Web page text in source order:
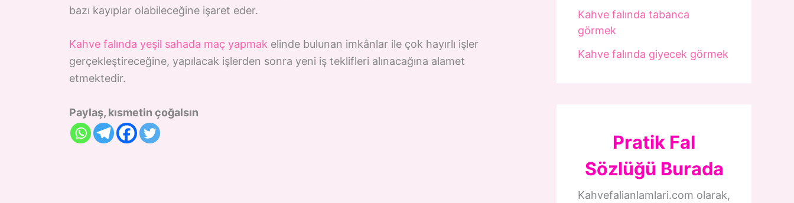
bazı kayıplar olabileceğine işaret eder.
Kahve falında yeşil sahada maç yapmak elinde bulunan imkânlar ile çok hayırlı işler
gerçekleştireceğine, yapılacak işlerden sonra yeni iş teklifleri alınacağına alamet
etmektedir.
Paylaş, kısmetin çoğalsın
Kahve falında tabanca
görmek
Kahve falında giyecek görmek
Pratik Fal
Sözlüğü Burada
Kahvefalianlamlari.com olarak,